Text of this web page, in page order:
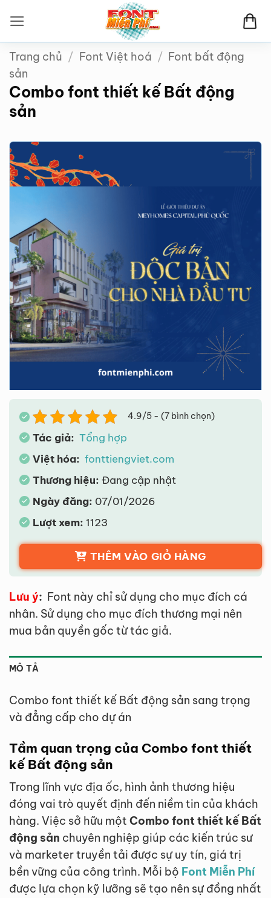
qua
nội
dung
Trang chủ / Font Việt hoá / Font bất động
sản
Combo font thiết kế Bất động
sản
4.9/5 - (7 bình chọn)
Tác giả: Tổng hợp
Việt hóa: fonttiengviet.com
Thương hiệu: Đang cập nhật
Ngày đăng: 07/01/2026
Lượt xem: 1123
THÊM VÀO GIỎ HÀNG
Lưu ý: Font này chỉ sử dụng cho mục đích cá
nhân. Sử dụng cho mục đích thương mại nên
mua bản quyền gốc từ tác giả.
MÔ TẢ
Combo font thiết kế Bất động sản sang trọng
và đẳng cấp cho dự án
Tầm quan trọng của Combo font thiết
kế Bất động sản
Trong lĩnh vực địa ốc, hình ảnh thương hiệu
đóng vai trò quyết định đến niềm tin của khách
hàng. Việc sở hữu một Combo font thiết kế Bất
động sản chuyên nghiệp giúp các kiến trúc sư
và marketer truyền tải được sự uy tín, giá trị
bền vững của công trình. Mỗi bộ Font Miễn Phí
được lựa chọn kỹ lưỡng sẽ tạo nên sự đồng nhất